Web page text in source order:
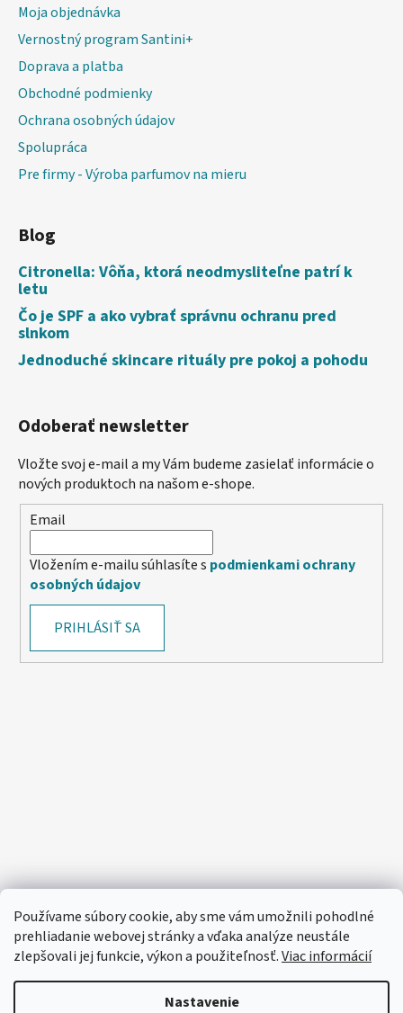
Používame súbory cookie, aby sme vám umožnili pohodlné
prehliadanie webovej stránky a vďaka analýze neustále
zlepšovali jej funkcie, výkon a použiteľnosť.Viac informácií
Nastavenie
Moja objednávka
Vernostný program Santini+
Doprava a platba
Obchodné podmienky
Ochrana osobných údajov
Spolupráca
Pre firmy - Výroba parfumov na mieru
Blog
Citronella: Vôňa, ktorá neodmysliteľne patrí k
letu
Čo je SPF a ako vybrať správnu ochranu pred
slnkom
Jednoduché skincare rituály pre pokoj a pohodu
Odoberať newsletter
Vložte svoj e-mail a my Vám budeme zasielať informácie o
nových produktoch na našom e-shope.
Email
Vložením e-mailu súhlasíte s podmienkami ochrany
osobných údajov
PRIHLÁSIŤ SA